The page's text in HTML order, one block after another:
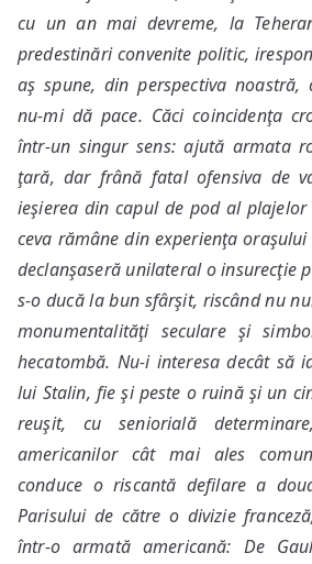
cu un an mai devreme, la
predestinări convenite politic,
aş spune, din perspectiva noastră,
nu-mi dă pace. Căci coincidenţa
într-un singur sens: ajută armata
ţară, dar frână fatal ofensiva de
ieşierea din capul de pod al plajelor
ceva rămâne din experienţa
declanşaseră unilateral o insurecţie
s-o ducă la bun sfârşit, riscând nu
monumentalităţi seculare şi
hecatombă. Nu-i interesa decât să
lui Stalin, fie şi peste o ruină şi un
reuşit, cu seniorială
americanilor cât mai ales
conduce o riscantă defilare a
Parisului de către o divizie
într-o armată americană: De